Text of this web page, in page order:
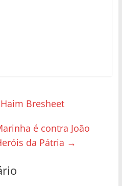
Bresheet
é contra João
da Pátria →